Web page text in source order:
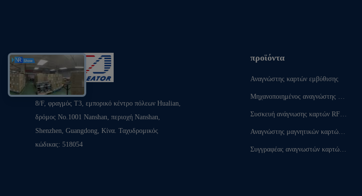
8/F, φραγμός T3, εμπορικό κέντρο πόλεων Hualian,
δρόμος No.1001 Nanshan, περιοχή Nanshan,
Shenzhen, Guangdong, Κίνα. Ταχυδρομικός
κώδικας: 518054
προϊόντα
Αναγνώστης καρτών εμβύθισης
Μηχανοποιημένος αναγνώστης κα
Συσκευή ανάγνωσης καρτών RFI
Αναγνώστης μαγνητικών καρτών ε
Συγγραφέας αναγνωστών καρτών